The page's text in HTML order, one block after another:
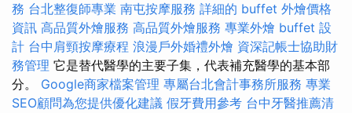
務 台北整復師專業 南屯按摩服務 詳細的 buffet 外燴價格
資訊 高品質外燴服務 高品質外燴服務 專業外燴 buffet 設
計 台中肩頸按摩療程 浪漫戶外婚禮外燴 資深記帳士協助財
務管理 它是替代醫學的主要子集，代表補充醫學的基本部
分。 Google商家檔案管理 專屬台北會計事務所服務 專業
SEO顧問為您提供優化建議 假牙費用參考 台中牙醫推薦清